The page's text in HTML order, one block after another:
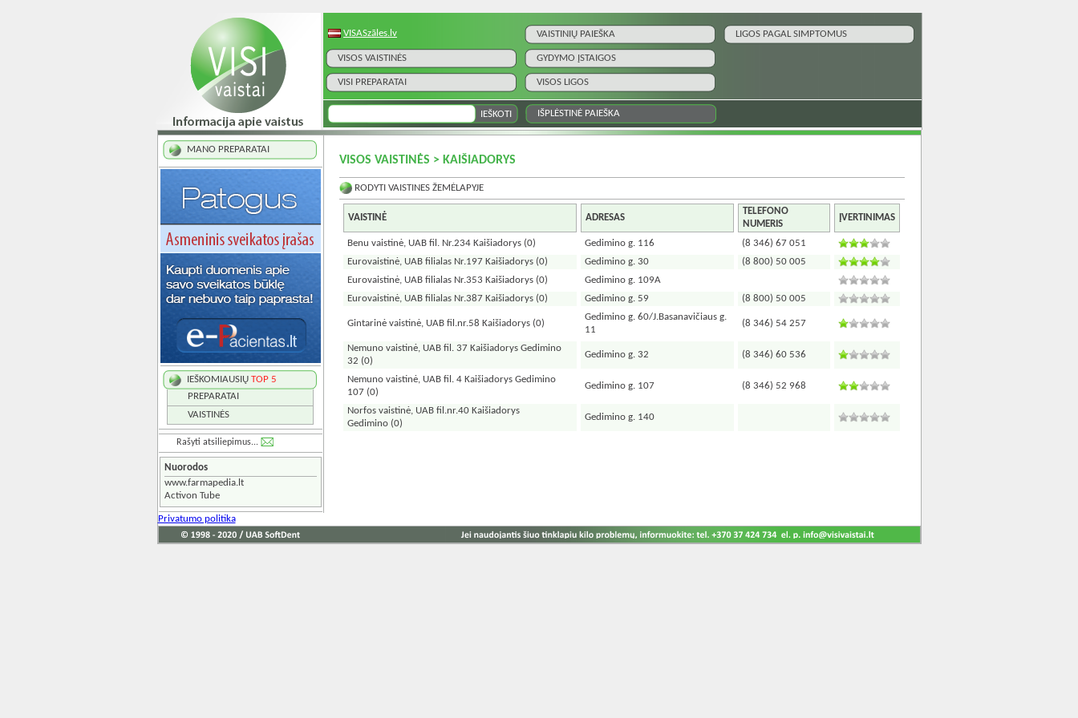
VISASzāles.lv VAISTINIŲ PAIEŠKA LIGOS PAGAL SIMPTOMUS
VISOS VAISTINĖS GYDYMO ĮSTAIGOS
VISI PREPARATAI VISOS LIGOS
IŠPLĖSTINĖ PAIEŠKA
MANO PREPARATAI
IEŠKOMIAUSIŲ TOP 5
PREPARATAI
VAISTINĖS
Rašyti atsiliepimus...
Nuorodos
www.farmapedia.lt
Activon Tube
VISOS VAISTINĖS > KAIŠIADORYS
RODYTI VAISTINES ŽEMĖLAPYJE
VAISTINĖ ADRESAS
TELEFONO
NUMERIS
ĮVERTINIMAS
Benu vaistinė, UAB fil. Nr.234 Kaišiadorys (0) Gedimino g. 116
(8 346) 67 051
Eurovaistinė, UAB filialas Nr.197 Kaišiadorys (0) Gedimino g. 30
(8 800) 50 005
Eurovaistinė, UAB filialas Nr.353 Kaišiadorys (0)
Gedimino g. 109A
Eurovaistinė, UAB filialas Nr.387 Kaišiadorys (0) Gedimino g. 59 (8 800) 50 005
Gintarinė vaistinė, UAB fil.nr.58 Kaišiadorys (0)
Gedimino g. 60/J.Basanavičiaus g.
11
(8 346) 54 257
Nemuno vaistinė, UAB fil. 37 Kaišiadorys Gedimino
32 (0)
Gedimino g. 32 (8 346) 60 536
Nemuno vaistinė, UAB fil. 4 Kaišiadorys Gedimino
107 (0)
Gedimino g. 107 (8 346) 52 968
Norfos vaistinė, UAB fil.nr.40 Kaišiadorys
Gedimino (0)
Gedimino g. 140
Privatumo politika